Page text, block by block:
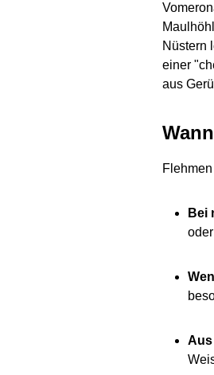
Nüstern
einer
aus
Bei
Aus